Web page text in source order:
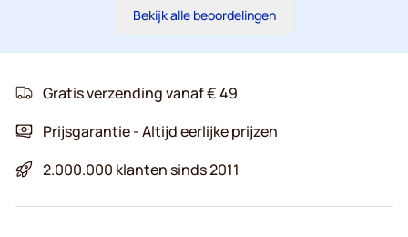
Bekijk alle beoordelingen
Gratis verzending vanaf € 49
Prijsgarantie - Altijd eerlijke prijzen
2.000.000 klanten sinds 2011